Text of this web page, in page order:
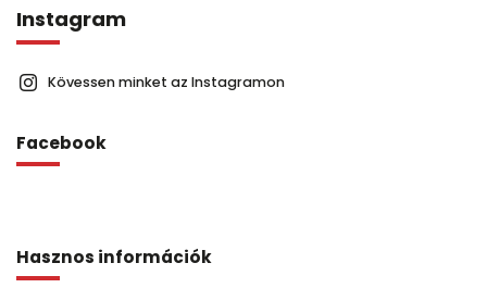
Instagram
Kövessen minket az Instagramon
Facebook
Hasznos információk